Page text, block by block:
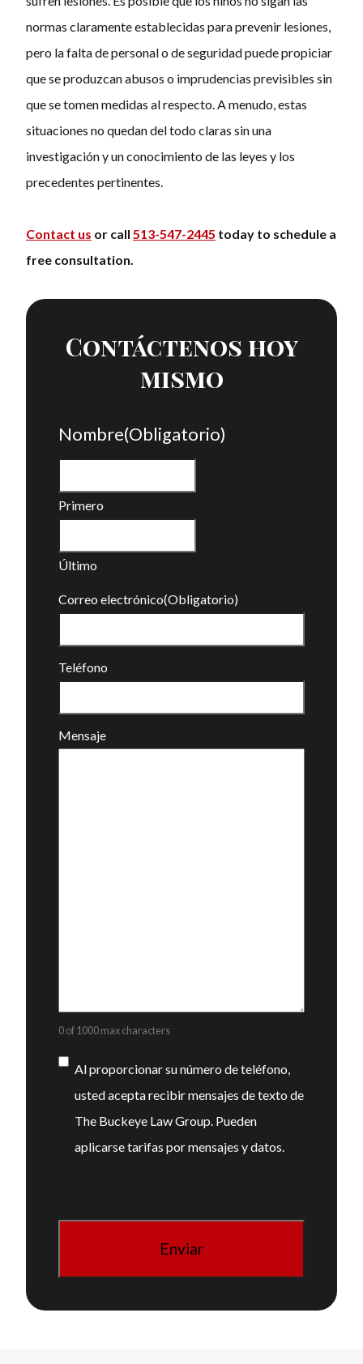
normas claramente establecidas para prevenir lesiones,
pero la falta de personal o de seguridad puede propiciar
que se produzcan abusos o imprudencias previsibles sin
que se tomen medidas al respecto. A menudo, estas
situaciones no quedan del todo claras sin una
investigación y un conocimiento de las leyes y los
precedentes pertinentes.
Contact us or call 513-547-2445 today to schedule a
free consultation.
Contáctenos hoy
mismo
Nombre(Obligatorio)
Primero
Último
Correo electrónico(Obligatorio)
Teléfono
Mensaje
0 of 1000 max characters
Consentimiento
Al proporcionar su número de teléfono,
usted acepta recibir mensajes de texto de
The Buckeye Law Group. Pueden
aplicarse tarifas por mensajes y datos.